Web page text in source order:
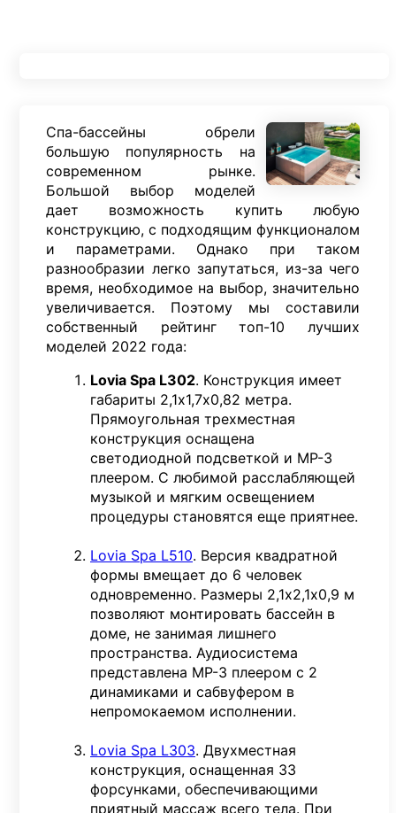
Спа-бассейны обрели
большую популярность на
современном рынке.
Большой выбор моделей
дает возможность купить любую
конструкцию, с подходящим функционалом
и параметрами. Однако при таком
разнообразии легко запутаться, из-за чего
время, необходимое на выбор, значительно
увеличивается. Поэтому мы составили
собственный рейтинг топ-10 лучших
моделей 2022 года:
Lovia Spa L302. Конструкция имеет
габариты 2,1х1,7х0,82 метра.
Прямоугольная трехместная
конструкция оснащена
светодиодной подсветкой и МР-3
плеером. С любимой расслабляющей
музыкой и мягким освещением
процедуры становятся еще приятнее.
Lovia Spa L510. Версия квадратной
формы вмещает до 6 человек
одновременно. Размеры 2,1х2,1х0,9 м
позволяют монтировать бассейн в
доме, не занимая лишнего
пространства. Аудиосистема
представлена МР-3 плеером с 2
динамиками и сабвуфером в
непромокаемом исполнении.
Lovia Spa L303. Двухместная
конструкция, оснащенная 33
форсунками, обеспечивающими
приятный массаж всего тела. При